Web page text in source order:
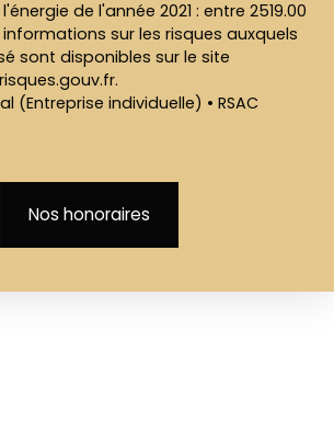
de l'année 2021 : entre 2519.00
sur les risques auxquels
sont disponibles sur le site
(Entreprise individuelle) • RSAC
Nos honoraires